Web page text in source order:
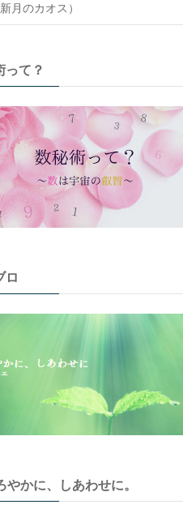
月のカオス）
って？
ロ
やかに、しあわせに。